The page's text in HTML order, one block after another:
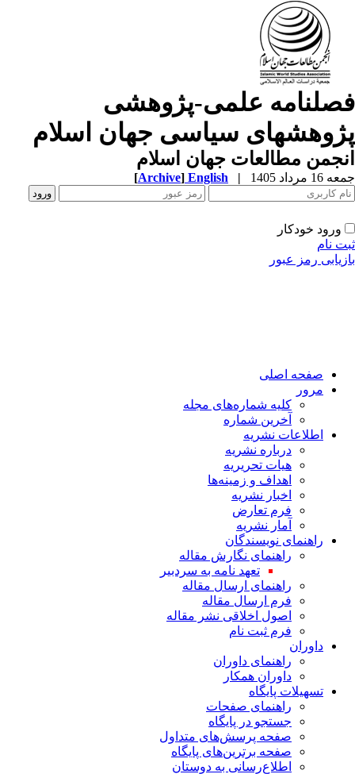
علمی-پژوهشی
سیاسی جهان اسلام
مطالعات جهان اسلام
مرداد 1405 |
English
[Archive]
ورود خودکار
نام
رمز عبور
صفحه اصلی
مرور
کلیه شماره‌های مجله
آخرین شماره
اطلاعات نشریه
درباره نشریه
هیات تحریریه
اهداف و زمینه‌ها
اخبار نشریه
فرم تعارض
آمار نشریه
راهنمای نویسندگان
راهنمای نگارش مقاله
تعهد نامه به سردبیر
راهنمای ارسال مقاله
فرم ارسال مقاله
اصول اخلاقی نشر مقاله
فرم ثبت نام
داوران
راهنمای داوران
داوران همکار
تسهیلات پایگاه
راهنمای صفحات
جستجو در پایگاه
صفحه پرسش‌های متداول
صفحه برترین‌های پایگاه
اطلاع‌رسانی به دوستان